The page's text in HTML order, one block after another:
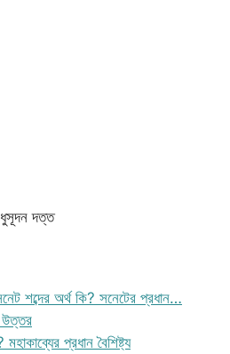
দত্ত
শব্দের অর্থ কি? সনেটের প্রধান…
উত্তর
প্রধান বৈশিষ্ট্য